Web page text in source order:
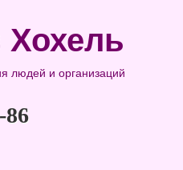
Хохель
людей и организаций
86